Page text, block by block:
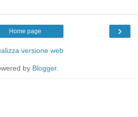
›
Home page
versione web
by Blogger.